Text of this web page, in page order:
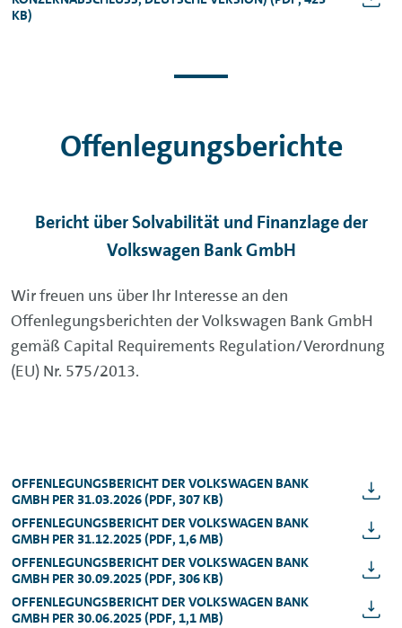
KB)
Offenlegungsberichte
Bericht über Solvabilität und Finanzlage der
Volkswagen Bank GmbH
Wir freuen uns über Ihr Interesse an den
Offenlegungsberichten der Volkswagen Bank GmbH
gemäß Capital Requirements Regulation/Verordnung
(EU) Nr. 575/2013.
OFFENLEGUNGSBERICHT DER VOLKSWAGEN BANK
GMBH PER 31.03.2026 (PDF, 307 KB)
OFFENLEGUNGSBERICHT DER VOLKSWAGEN BANK
GMBH PER 31.12.2025 (PDF, 1,6 MB)
OFFENLEGUNGSBERICHT DER VOLKSWAGEN BANK
GMBH PER 30.09.2025 (PDF, 306 KB)
OFFENLEGUNGSBERICHT DER VOLKSWAGEN BANK
GMBH PER 30.06.2025 (PDF, 1,1 MB)